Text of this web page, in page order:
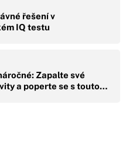
řešení v
IQ testu
Zapalte své
a poperte se s touto…